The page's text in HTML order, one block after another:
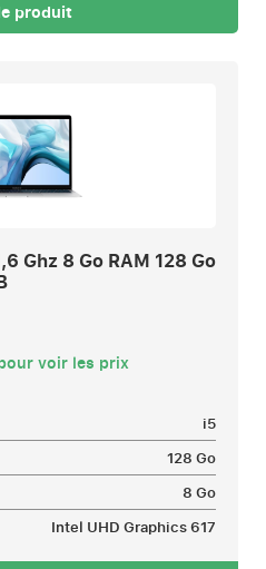
produit
Ghz 8 Go RAM 128 Go
voir les prix
i5
128 Go
8 Go
Intel UHD Graphics 617